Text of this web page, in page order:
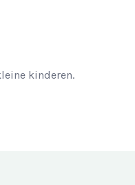
kinderen.